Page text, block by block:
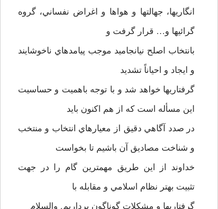
انگاري­ها، جهالت­ها و هواها و اغراض نفساني، گروه
گرائيها و… قرار گرفت و
بانتخاب اصلح نيانجاميد موجب پيامدهاي ناخوشايند
و ايجاد و احياناً تشديد
گرفتاريها خواهد شد و با توجه باهميت و حساسيت
اين مسأله است كه از هم اكنون بايد
در صدد آگاهي دقيق از معيارهاي انتخاب و منتخب
و شناخت مصاديق آن باشيم تا بخواست
خداوند از اين طريق مهمترين گام را در جهت
تثبيت بهتر نظام اسلامي و مقابله با
گرفتاريها و مشكلات گوناگون برداريم. والسلام